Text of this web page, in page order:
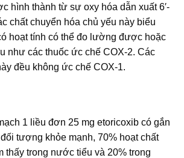
hình thành từ sự oxy hóa dẫn xuất 6′-
chất chuyển hóa chủ yếu này biểu
hoạt tính có thể đo lường được hoặc
như các thuốc ức chế COX-2. Các
đều không ức chế COX-1.
1 liều đơn 25 mg etoricoxib có gắn
tượng khỏe mạnh, 70% hoạt chất
thấy trong nước tiểu và 20% trong